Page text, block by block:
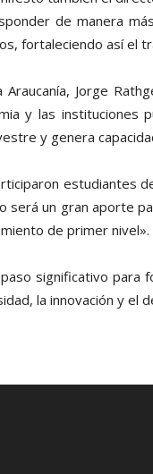
de manera
fortaleciendo así el
Jorge
y las instituciones
y genera
estudiantes
un gran aporte
de primer nivel».
significativo para
la innovación y el